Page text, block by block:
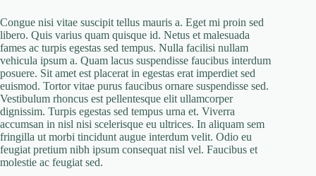
Congue nisi vitae suscipit tellus mauris a. Eget mi proin sed
libero. Quis varius quam quisque id. Netus et malesuada
fames ac turpis egestas sed tempus. Nulla facilisi nullam
vehicula ipsum a. Quam lacus suspendisse faucibus interdum
posuere. Sit amet est placerat in egestas erat imperdiet sed
euismod. Tortor vitae purus faucibus ornare suspendisse sed.
Vestibulum rhoncus est pellentesque elit ullamcorper
dignissim. Turpis egestas sed tempus urna et. Viverra
accumsan in nisl nisi scelerisque eu ultrices. In aliquam sem
fringilla ut morbi tincidunt augue interdum velit. Odio eu
feugiat pretium nibh ipsum consequat nisl vel. Faucibus et
molestie ac feugiat sed.